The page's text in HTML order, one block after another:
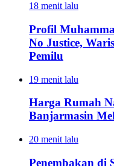
18 menit lalu
Profil
No Justice,
Pemilu
19 menit lalu
Harga Rumah
Banjarmasin
20 menit lalu
Penembakan di